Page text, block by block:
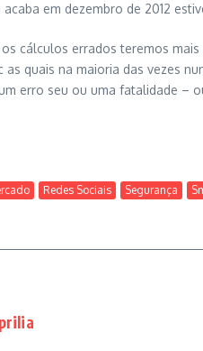
em dezembro de 2012
cálculos errados teremos
quais na maioria das vezes
erro seu ou uma fatalidade –
Redes Sociais Segurança